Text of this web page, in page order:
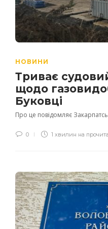
НОВИНИ
Триває
щодо
Буковці
Про це повідомляє
0 1 хвилин на